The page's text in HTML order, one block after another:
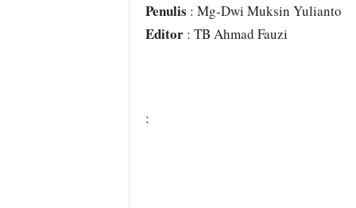
Penulis : Mg-Dwi Muksin Yulianto
Editor: TB Ahmad Fauzi
: